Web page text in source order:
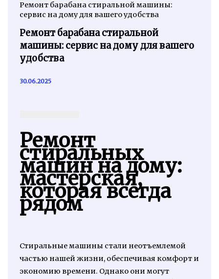
Ремонт барабана стиральной машины:
сервис на дому для вашего удобства
Ремонт барабана стиральной
машины: сервис на дому для вашего
удобства
30.06.2025
Ремонт
стиральных
машин на дому:
мастерская,
которая всегда
рядом
Стиральные машины стали неотъемлемой
частью нашей жизни, обеспечивая комфорт и
экономию времени. Однако они могут